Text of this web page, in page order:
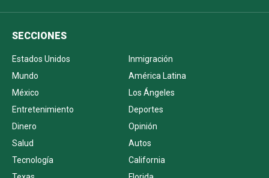
SECCIONES
Estados Unidos
Inmigración
Mundo
América Latina
México
Los Ángeles
Entretenimiento
Deportes
Dinero
Opinión
Salud
Autos
Tecnología
California